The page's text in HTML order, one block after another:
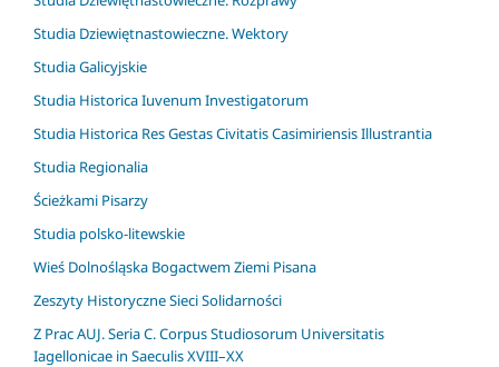
Studia Dziewiętnastowieczne. Wektory
Studia Galicyjskie
Studia Historica Iuvenum Investigatorum
Studia Historica Res Gestas Civitatis Casimiriensis Illustrantia
Studia Regionalia
Ścieżkami Pisarzy
Studia polsko-litewskie
Wieś Dolnośląska Bogactwem Ziemi Pisana
Zeszyty Historyczne Sieci Solidarności
Z Prac AUJ. Seria C. Corpus Studiosorum Universitatis
Iagellonicae in Saeculis XVIII–XX